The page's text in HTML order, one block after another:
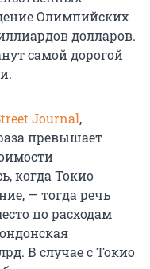
Олимпийских
долларов.
самой дорогой
Journal,
превышает
когда Токио
— тогда речь
по расходам
В случае с Токио